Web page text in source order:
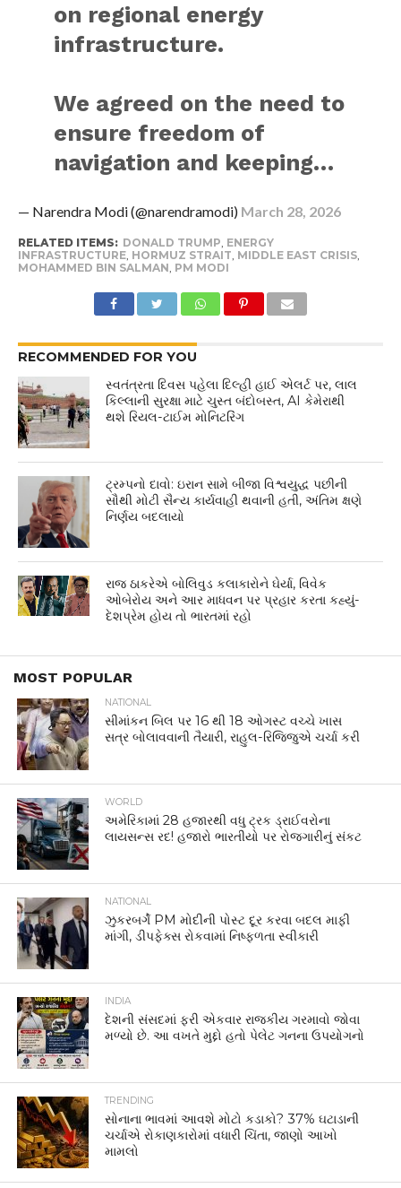
on regional energy
infrastructure.
We agreed on the need to
ensure freedom of
navigation and keeping…
— Narendra Modi (@narendramodi) March 28, 2026
RELATED ITEMS: DONALD TRUMP, ENERGY
INFRASTRUCTURE, HORMUZ STRAIT, MIDDLE EAST CRISIS,
MOHAMMED BIN SALMAN, PM MODI
RECOMMENDED FOR YOU
સ્વતંત્રતા દિવસ પહેલા દિલ્હી હાઈ એલર્ટ પર, લાલ
કિલ્લાની સુરક્ષા માટે ચુસ્ત બંદોબસ્ત, AI કેમેરાથી
થશે રિયલ-ટાઈમ મોનિટરિંગ
ટ્રમ્પનો દાવો: ઇરાન સામે બીજા વિશ્વયુદ્ધ પછીની
સૌથી મોટી સૈન્ય કાર્યવાહી થવાની હતી, અંતિમ ક્ષણે
નિર્ણય બદલાયો
રાજ ઠાકરેએ બોલિવુડ કલાકારોને ઘેર્યા, વિવેક
ઓબેરોય અને આર માધવન પર પ્રહાર કરતા કહ્યું-
દેશપ્રેમ હોય તો ભારતમાં રહો
MOST POPULAR
NATIONAL
સીમાંકન બિલ પર 16 થી 18 ઓગસ્ટ વચ્ચે ખાસ
સત્ર બોલાવવાની તૈયારી, રાહુલ-રિજિજુએ ચર્ચા કરી
WORLD
અમેરિકામાં 28 હજારથી વધુ ટ્રક ડ્રાઈવરોના
લાયસન્સ રદ! હજારો ભારતીયો પર રોજગારીનું સંકટ
NATIONAL
ઝુકરબર્ગે PM મોદીની પોસ્ટ દૂર કરવા બદલ માફી
માંગી, ડીપફેક્સ રોકવામાં નિષ્ફળતા સ્વીકારી
INDIA
દેશની સંસદમાં ફરી એકવાર રાજકીય ગરમાવો જોવા
મળ્યો છે. આ વખતે મુદ્દો હતો પેલેટ ગનના ઉપયોગનો
TRENDING
સોનાના ભાવમાં આવશે મોટો કડાકો? 37% ઘટાડાની
ચર્ચાએ રોકાણકારોમાં વધારી ચિંતા, જાણો આખો
મામલો